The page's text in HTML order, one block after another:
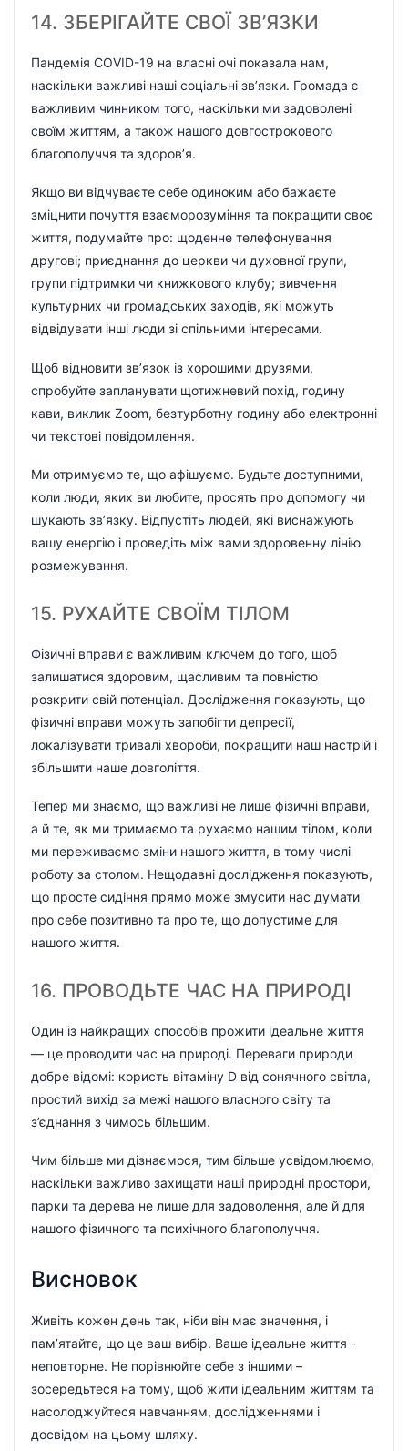
14. ЗБЕРІГАЙТЕ СВОЇ ЗВ’ЯЗКИ
Пандемія COVID-19 на власні очі показала нам,
наскільки важливі наші соціальні зв’язки. Громада є
важливим чинником того, наскільки ми задоволені
своїм життям, а також нашого довгострокового
благополуччя та здоров’я.
Якщо ви відчуваєте себе одиноким або бажаєте
зміцнити почуття взаєморозуміння та покращити своє
життя, подумайте про: щоденне телефонування
другові; приєднання до церкви чи духовної групи,
групи підтримки чи книжкового клубу; вивчення
культурних чи громадських заходів, які можуть
відвідувати інші люди зі спільними інтересами.
Щоб відновити зв’язок із хорошими друзями,
спробуйте запланувати щотижневий похід, годину
кави, виклик Zoom, безтурботну годину або електронні
чи текстові повідомлення.
Ми отримуємо те, що афішуємо. Будьте доступними,
коли люди, яких ви любите, просять про допомогу чи
шукають зв’язку. Відпустіть людей, які виснажують
вашу енергію і проведіть між вами здоровенну лінію
розмежування.
15. РУХАЙТЕ СВОЇМ ТІЛОМ
Фізичні вправи є важливим ключем до того, щоб
залишатися здоровим, щасливим та повністю
розкрити свій потенціал. Дослідження показують, що
фізичні вправи можуть запобігти депресії,
локалізувати тривалі хвороби, покращити наш настрій і
збільшити наше довголіття.
Тепер ми знаємо, що важливі не лише фізичні вправи,
а й те, як ми тримаємо та рухаємо нашим тілом, коли
ми переживаємо зміни нашого життя, в тому числі
роботу за столом. Нещодавні дослідження показують,
що просте сидіння прямо може змусити нас думати
про себе позитивно та про те, що допустиме для
нашого життя.
16. ПРОВОДЬТЕ ЧАС НА ПРИРОДІ
Один із найкращих способів прожити ідеальне життя
— це проводити час на природі. Переваги природи
добре відомі: користь вітаміну D від сонячного світла,
простий вихід за межі нашого власного світу та
з’єднання з чимось більшим.
Чим більше ми дізнаємося, тим більше усвідомлюємо,
наскільки важливо захищати наші природні простори,
парки та дерева не лише для задоволення, але й для
нашого фізичного та психічного благополуччя.
Висновок
Живіть кожен день так, ніби він має значення, і
пам’ятайте, що це ваш вибір. Ваше ідеальне життя -
неповторне. Не порівнюйте себе з іншими –
зосередьтеся на тому, щоб жити ідеальним життям та
насолоджуйтеся навчанням, дослідженнями і
досвідом на цьому шляху.